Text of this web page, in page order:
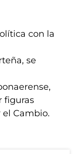
con la
se
figuras
Cambio.